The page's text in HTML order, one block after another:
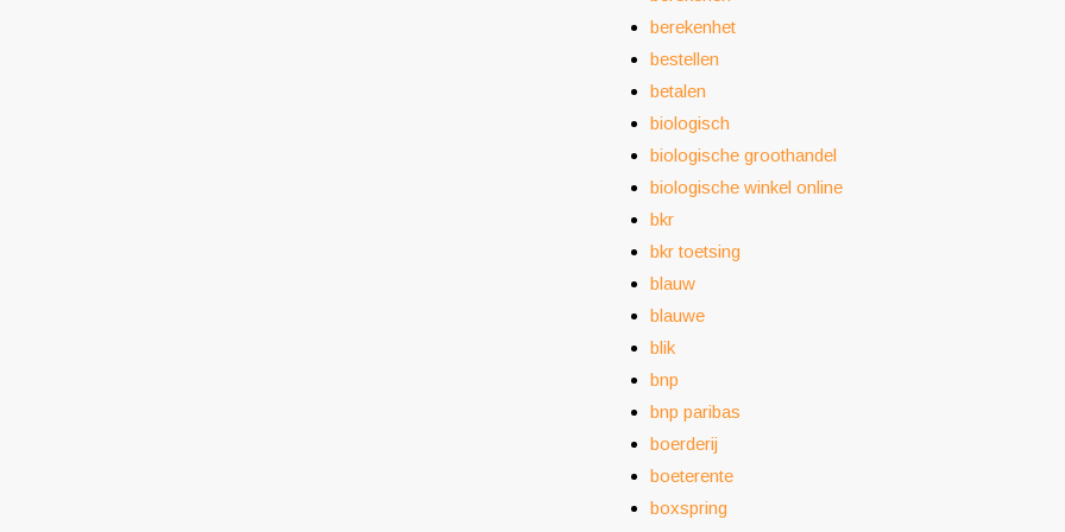
berekenhet
bestellen
betalen
biologisch
biologische groothandel
biologische winkel online
bkr
bkr toetsing
blauw
blauwe
blik
bnp
bnp paribas
boerderij
boeterente
boxspring